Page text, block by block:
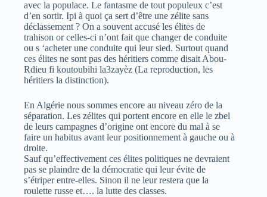
avec la populace. Le fantasme de tout populeux c’est
d’en sortir. Ipi à quoi ça sert d’être une zélite sans
déclassement ? On a souvent accusé les élites de
trahison or celles-ci n’ont fait que changer de conduite
ou s ‘acheter une conduite qui leur sied. Surtout quand
ces élites ne sont pas des héritiers comme disait Abou-
Rdieu fi koutoubihi la3zayèz (La reproduction, les
héritiers la distinction).
En Algérie nous sommes encore au niveau zéro de la
séparation. Les zélites qui portent encore en elle le zbel
de leurs campagnes d’origine ont encore du mal à se
faire un habitus avant leur positionnement à gauche ou à
droite.
Sauf qu’effectivement ces élites politiques ne devraient
pas se plaindre de la démocratie qui leur évite de
s’étriper entre-elles. Sinon il ne leur restera que la
roulette russe et…. la lutte des classes.